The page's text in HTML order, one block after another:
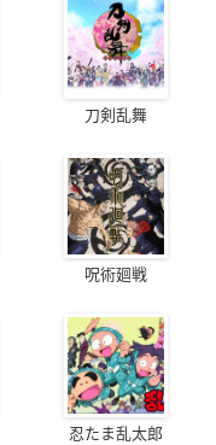
刀剣乱舞
呪術廻戦
忍たま乱太郎